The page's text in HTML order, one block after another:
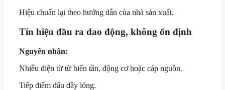
Hiệu chuẩn lại theo hướng dẫn của nhà sản xuất.
Tín hiệu đầu ra dao động, không ổn định
Nguyên nhân:
Nhiễu điện từ từ biến tần, động cơ hoặc cáp nguồn.
Tiếp điểm đấu dây lỏng.